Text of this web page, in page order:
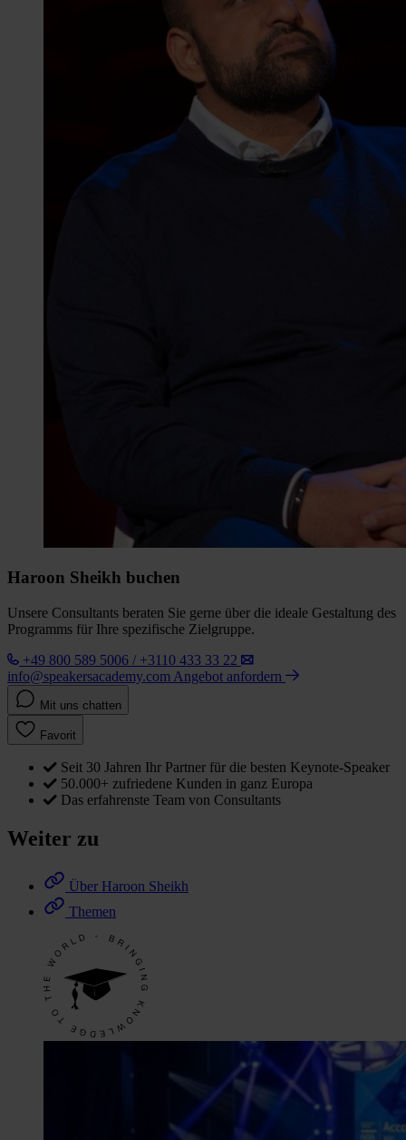
Haroon Sheikh buchen
Unsere Consultants beraten Sie gerne über die ideale Gestaltung des
Programms für Ihre spezifische Zielgruppe.
+49 800 589 5006 / +3110 433 33 22
info@speakersacademy.com Angebot anfordern
Mit uns chatten
Favorit
Seit 30 Jahren Ihr Partner für die besten Keynote-Speaker
50.000+ zufriedene Kunden in ganz Europa
Das erfahrenste Team von Consultants
Weiter zu
Über Haroon Sheikh
Themen